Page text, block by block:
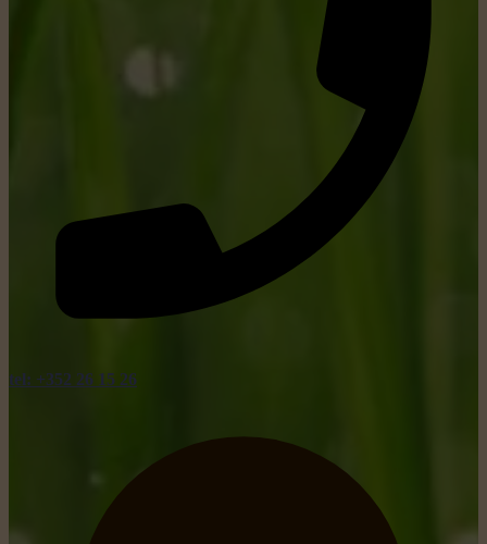
tel: +352 26 15 26